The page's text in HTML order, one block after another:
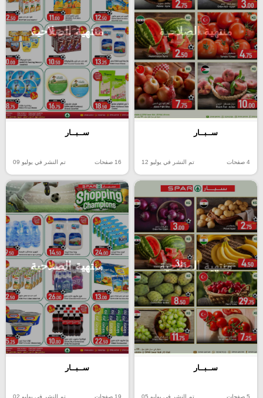
منتهية الصلاحية
ســبــار
4 صفحات تم النشر في يوليو 12
منتهية الصلاحية
ســبــار
16 صفحات تم النشر في يوليو 09
منتهية الصلاحية
ســبــار
5 صفحات تم النشر في يوليو 05
منتهية الصلاحية
ســبــار
19 صفحات تم النشر في يوليو 02